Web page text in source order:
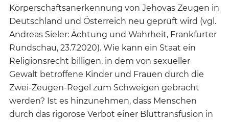
Körperschaftsanerkennung von Jehovas Zeugen in
Deutschland und Österreich neu geprüft wird (vgl.
Andreas Sieler: Ächtung und Wahrheit, Frankfurter
Rundschau, 23.7.2020). Wie kann ein Staat ein
Religionsrecht billigen, in dem von sexueller
Gewalt betroffene Kinder und Frauen durch die
Zwei-Zeugen-Regel zum Schweigen gebracht
werden? Ist es hinzunehmen, dass Menschen
durch das rigorose Verbot einer Bluttransfusion in